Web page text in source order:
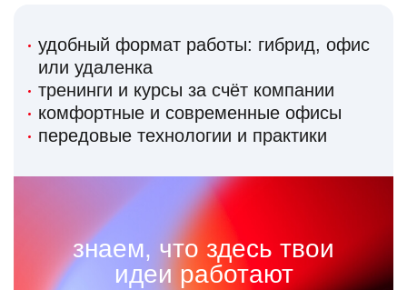
удобный формат работы: гибрид, офис
или удаленка
тренинги и курсы за счёт компании
комфортные и современные офисы
передовые технологии и практики
знаем, что здесь твои
идеи работают